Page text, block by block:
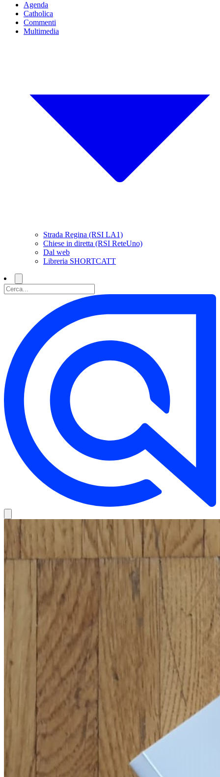
Agenda
Catholica
Commenti
Multimedia
Strada Regina (RSI LA1)
Chiese in diretta (RSI ReteUno)
Dal web
Libreria SHORTCATT